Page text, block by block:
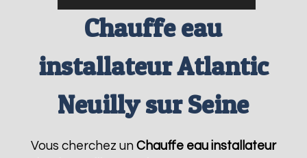
Chauffe eau
installateur Atlantic
Neuilly sur Seine
Vous cherchez un Chauffe eau installateur